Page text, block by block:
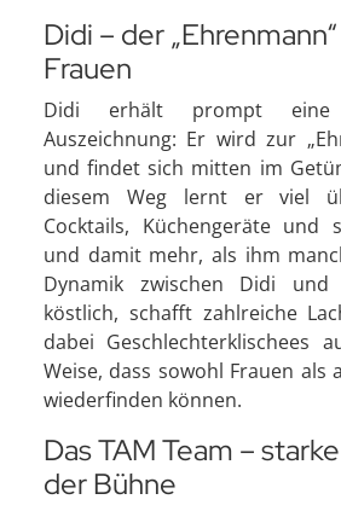
Didi – der
Frauen
Didi erhält prompt eine
Auszeichnung: Er wird zur
und findet sich mitten im
diesem Weg lernt er viel
Cocktails, Küchengeräte und
und damit mehr, als ihm
Dynamik zwischen Didi
köstlich, schafft zahlreiche
dabei Geschlechterklischees
Weise, dass sowohl Frauen als
wiederfinden können.
Das TAM Team –
der Bühne